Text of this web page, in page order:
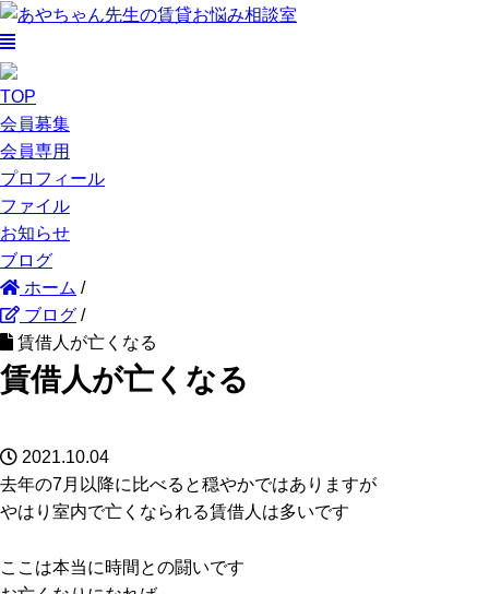
TOP
会員募集
会員専用
プロフィール
ファイル
お知らせ
ブログ
ホーム /
ブログ /
賃借人が亡くなる
賃借人が亡くなる
2021.10.04
去年の7月以降に比べると穏やかではありますが
やはり室内で亡くなられる賃借人は多いです
ここは本当に時間との闘いです